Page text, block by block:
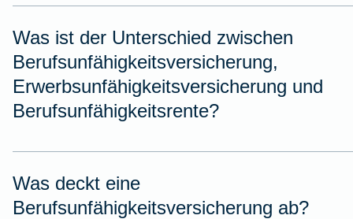
Was ist der Unterschied zwischen
Berufsunfähigkeitsversicherung,
Erwerbsunfähigkeitsversicherung und
Berufsunfähigkeitsrente?
Was deckt eine
Berufsunfähigkeitsversicherung ab?